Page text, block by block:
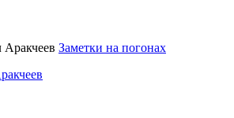
Заметки на погонах